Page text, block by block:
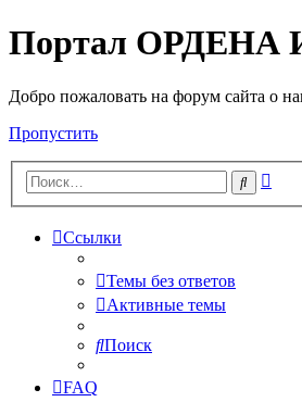
Портал
Добро пожаловать на форум сайта о
Пропустить
Поиск
Ссылки
Темы без ответов
Активные темы
Поиск
FAQ